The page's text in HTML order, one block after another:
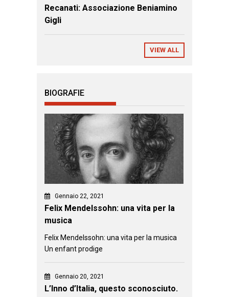
Recanati: Associazione Beniamino
Gigli
VIEW ALL
BIOGRAFIE
Gennaio 22, 2021
Felix Mendelssohn: una vita per la
musica
Felix Mendelssohn: una vita per la musica
Un enfant prodige
Gennaio 20, 2021
L’Inno d’Italia, questo sconosciuto.